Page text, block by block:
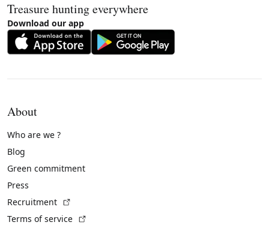
Treasure hunting everywhere
Download our app
About
Who are we ?
Blog
Green commitment
Press
Recruitment
Terms of service